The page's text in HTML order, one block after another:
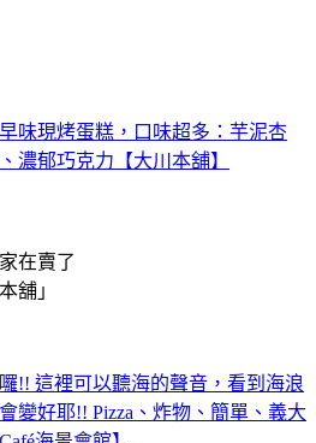
味現烤蛋糕，口味超多：芋泥杏
濃郁巧克力【大川本舖】
在賣了
舖」
!! 這裡可以聽海的聲音，看到海浪
變好耶!! Pizza、炸物、簡單、義大